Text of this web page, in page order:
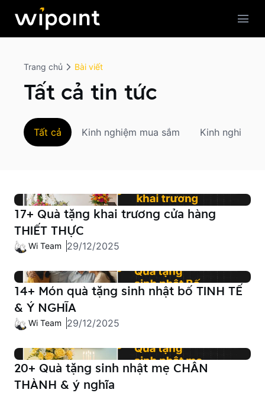
Trang chủ
Tin tức
Kinh nghiệm mua sắm
Kinh nghiệm kinh doanh
Tải ứng dụng
Google Play
App Store
Trang chủ Bài viết
Tất cả tin tức
Tất cả Kinh nghiệm mua sắm Kinh nghiệm
17+ Quà tặng khai trương cửa hàng
THIẾT THỰC
Wi Team 29/12/2025
14+ Món quà tặng sinh nhật bố TINH TẾ
& Ý NGHĨA
Wi Team 29/12/2025
20+ Quà tặng sinh nhật mẹ CHÂN
THÀNH & ý nghĩa